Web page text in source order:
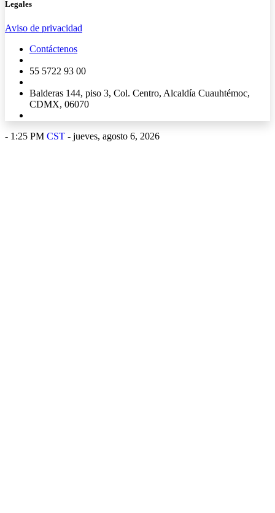
Legales
Aviso de privacidad
Contáctenos
55 5722 93 00
Balderas 144, piso 3, Col. Centro, Alcaldía Cuauhtémoc,
CDMX, 06070
- 1:25 PM CST - jueves, agosto 6, 2026